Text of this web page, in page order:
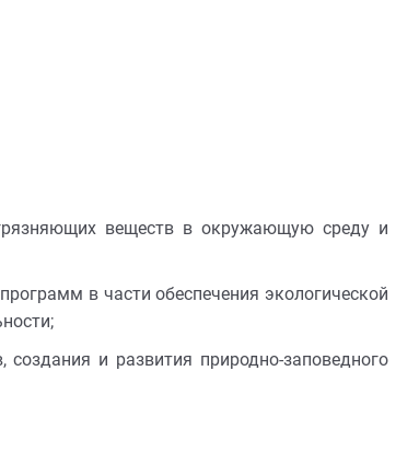
веществ в окружающую среду и
в части обеспечения экологической
и развития природно-заповедного